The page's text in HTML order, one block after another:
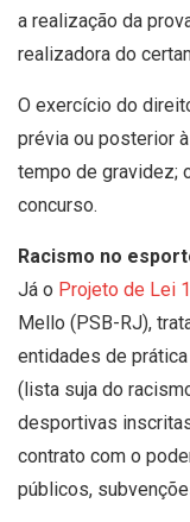
a realização da
realizadora do
O exercício do
prévia ou posterior
tempo de gravidez;
concurso.
Racismo no
Já o Projeto de Lei
Mello (PSB-RJ),
entidades de
(lista suja do
desportivas
contrato com o
públicos,